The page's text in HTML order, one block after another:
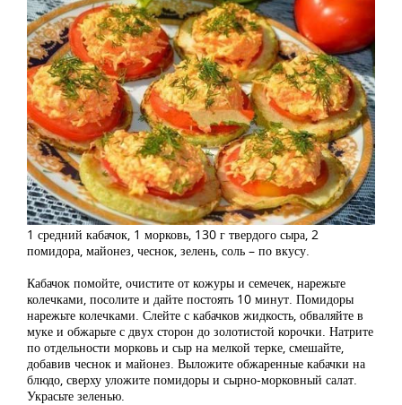
1 средний кабачок, 1 морковь, 130 г твердого сыра, 2
помидора, майонез, чеснок, зелень, соль – по вкусу.
Кабачок помойте, очистите от кожуры и семечек, нарежьте
колечками, посолите и дайте постоять 10 минут. Помидоры
нарежьте колечками. Слейте с кабачков жидкость, обваляйте в
муке и обжарьте с двух сторон до золотистой корочки. Натрите
по отдельности морковь и сыр на мелкой терке, смешайте,
добавив чеснок и майонез. Выложите обжаренные кабачки на
блюдо, сверху уложите помидоры и сырно-морковный салат.
Украсьте зеленью.